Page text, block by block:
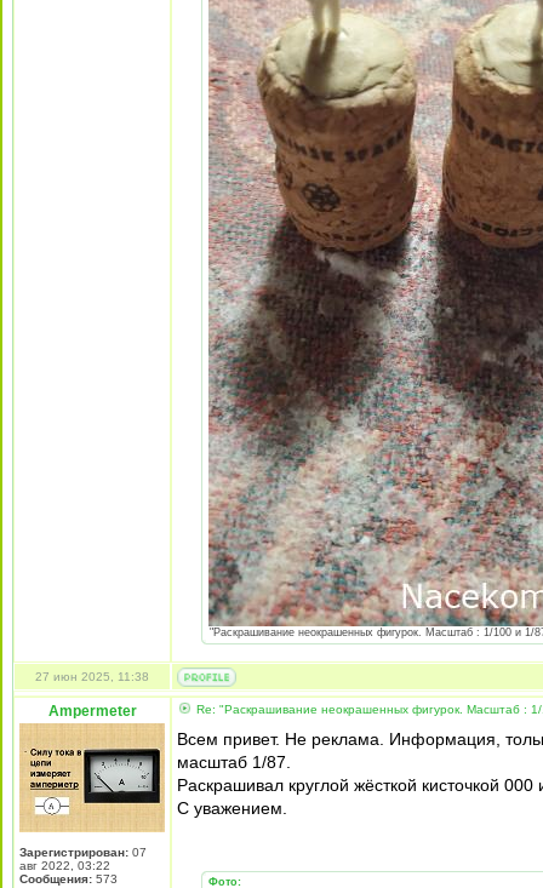
"Раскрашивание неокрашенных фигурок. Масштаб : 1/100 и 1/
27 июн 2025, 11:38
Ampermeter
Зарегистрирован: 07
авг 2022, 03:22
Сообщения: 573
Re: "Раскрашивание неокрашенных фигурок. Масштаб :
Всем привет. Не реклама. Информация,
масштаб 1/87.
Раскрашивал круглой жёсткой кисточкой
С уважением.
Фото: